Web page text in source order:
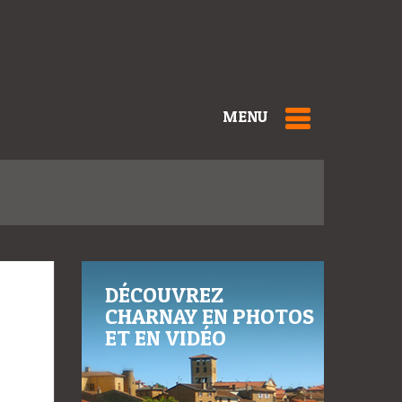
MENU
DÉCOUVREZ
CHARNAY EN PHOTOS
ET EN VIDÉO